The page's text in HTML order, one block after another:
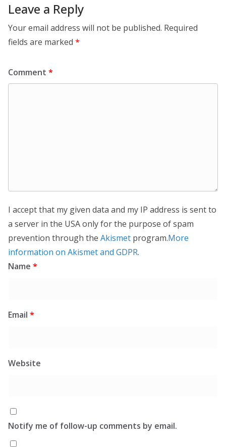
Leave a Reply
Your email address will not be published. Required
fields are marked *
Comment *
I accept that my given data and my IP address is sent to
a server in the USA only for the purpose of spam
prevention through the Akismet program.More
information on Akismet and GDPR.
Name *
Email *
Website
Notify me of follow-up comments by email.